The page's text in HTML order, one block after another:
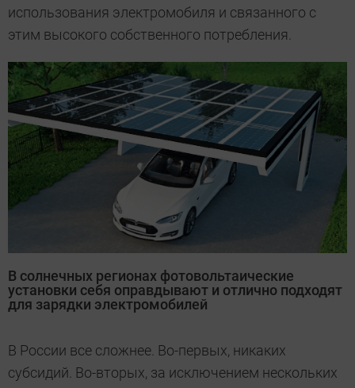
использования электромобиля и связанного с
этим высокого собственного потребления.
В солнечных регионах фотовольтаические
установки себя оправдывают и отлично подходят
для зарядки электромобилей
В России все сложнее. Во-первых, никаких
субсидий. Во-вторых, за исключением нескольких